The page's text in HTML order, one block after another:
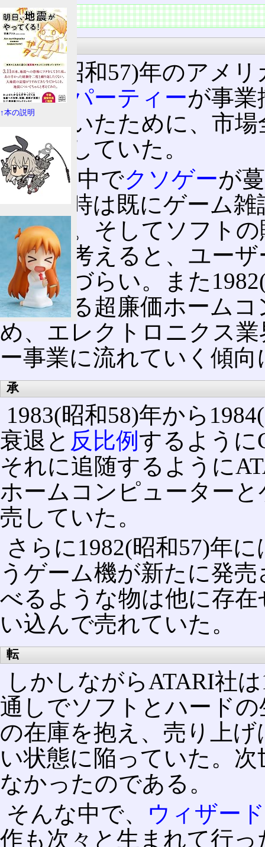
顛末
起
1982(昭和57)年のアメ
サードパーティーが事業
売っていたために、市
に進行していた。
そんな中でクソゲーが
が、当時は既にゲーム
ていた。そしてソフト
ことを考えると、ユー
は考えづらい。また
表される超廉価ホーム
め、エレクトロニクス
ー事業に流れていく傾
承
1983(昭和58)年から
衰退と 反比例 するように
それに追随するように
ホームコンピューター
売していた。
さらに1982(昭和57)年
うゲーム機が新たに発
べるような物は他に存
い込んで売れていた。
転
しかしながらATARI社
通しでソフトとハード
の在庫を抱え、売り上
い状態に陥っていた。
なかったのである。
そんな中で、 ウィザー
作も次々と生まれて行
↑本の説明